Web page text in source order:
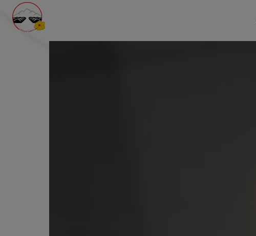
Panneau de gestion des cookies